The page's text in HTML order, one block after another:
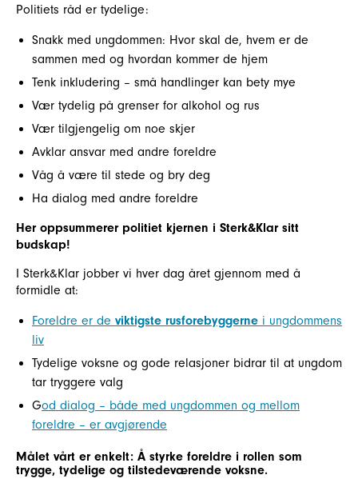
Politiets råd er tydelige:
Snakk med ungdommen: Hvor skal de, hvem er de
sammen med og hvordan kommer de hjem
Tenk inkludering – små handlinger kan bety mye
Vær tydelig på grenser for alkohol og rus
Vær tilgjengelig om noe skjer
Avklar ansvar med andre foreldre
Våg å være til stede og bry deg
Ha dialog med andre foreldre
Her oppsummerer politiet kjernen i Sterk&Klar sitt
budskap!
I Sterk&Klar jobber vi hver dag året gjennom med å
formidle at:
Foreldre er de viktigste rusforebyggerne i ungdommens
liv
Tydelige voksne og gode relasjoner bidrar til at ungdom
tar tryggere valg
God dialog – både med ungdommen og mellom
foreldre – er avgjørende
Målet vårt er enkelt: Å styrke foreldre i rollen som
trygge, tydelige og tilstedeværende voksne.